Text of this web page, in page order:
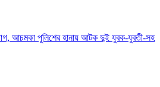
আচমকা পুলিশের হানায় আটক দুই যুবক-যুবতী-সহ